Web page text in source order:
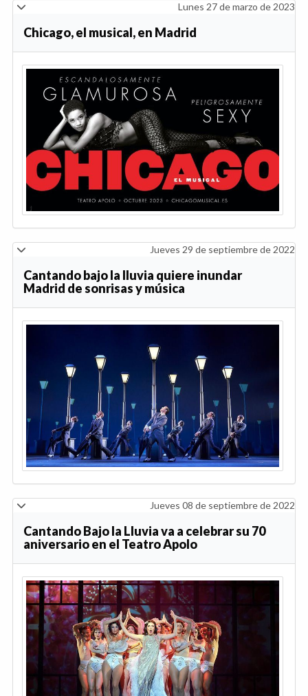
Lunes 27 de marzo de 2023
Chicago, el musical, en Madrid
Jueves 29 de septiembre de 2022
Cantando bajo la lluvia quiere inundar
Madrid de sonrisas y música
Jueves 08 de septiembre de 2022
Cantando Bajo la Lluvia va a celebrar su 70
aniversario en el Teatro Apolo